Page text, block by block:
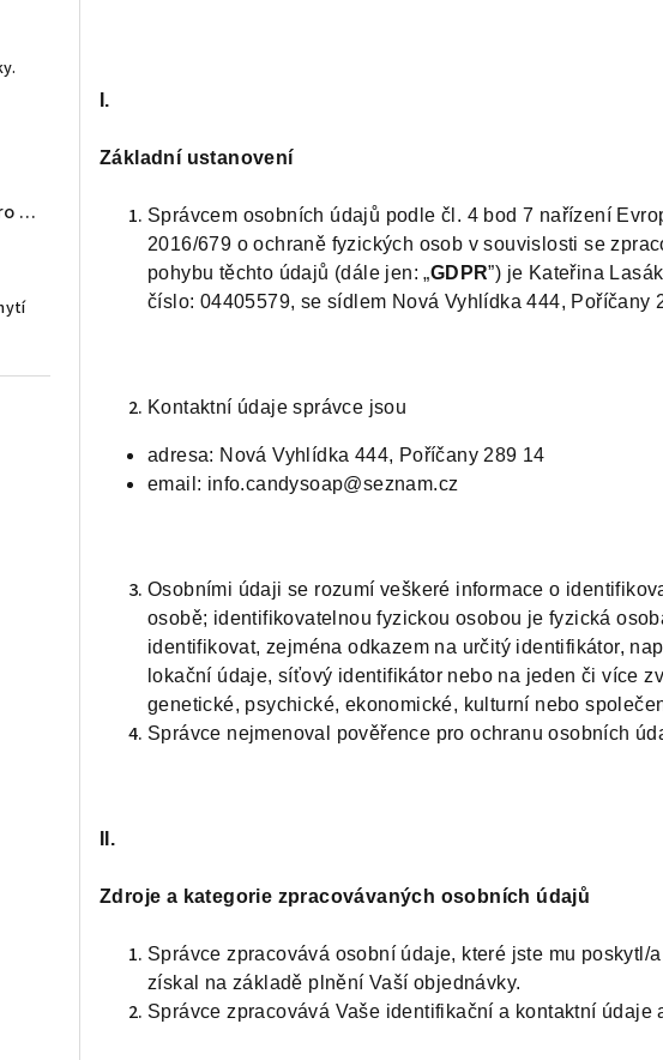
Tuhý šampon s kopřivou a meduňkou - pro mastné vlasy
I.
Základní ustanovení
Správcem osobních údajů podle čl. 4 bod 7 nařízení
2016/679 o ochraně fyzických osob v souvislosti se
pohybu těchto údajů (dále jen: „GDPR”) je Kateřina
číslo: 04405579, se sídlem Nová Vyhlídka 444, Poříčany
Kontaktní údaje správce jsou
adresa: Nová Vyhlídka 444, Poříčany 289 14
email: info.candysoap@seznam.cz
Osobními údaji se rozumí veškeré informace o
osobě; identifikovatelnou fyzickou osobou je fyzická
identifikovat, zejména odkazem na určitý identifikátor,
lokační údaje, síťový identifikátor nebo na jeden či více
genetické, psychické, ekonomické, kulturní nebo
Správce nejmenoval pověřence pro ochranu osobních
II.
Zdroje a kategorie zpracovávaných osobních údajů
Správce zpracovává osobní údaje, které jste mu poskytl/
získal na základě plnění Vaší objednávky.
Správce zpracovává Vaše identifikační a kontaktní údaje